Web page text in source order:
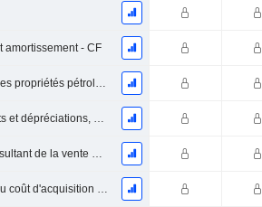
amortissement - CF
Dépréciation des propriétés pétrolières, gazières et minérales - (CF)
Amortissements et dépréciations, Total
(Gain) perte résultant de la vente d'un actif
Dépréciation du coût d'acquisition d'actifs et dépenses de restructuration